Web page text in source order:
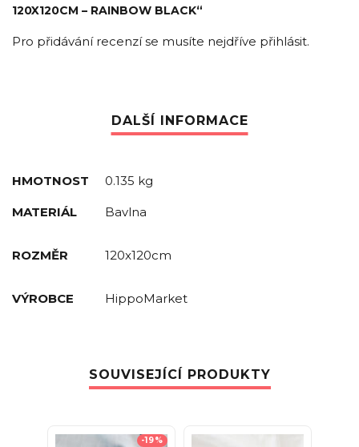
120X120CM – RAINBOW BLACK“
Pro přidávání recenzí se musíte nejdříve přihlásit.
HMOTNOST 0.135 kg
MATERIÁL Bavlna
ROZMĚR 120x120cm
VÝROBCE HippoMarket
SOUVISEJÍCÍ PRODUKTY
-19%